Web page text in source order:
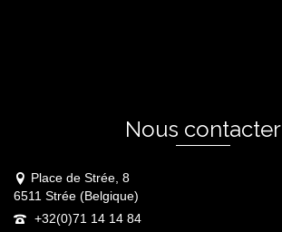
Nous contacter
Place de Strée, 8
6511 Strée (Belgique)
+32(0)71 14 14 84